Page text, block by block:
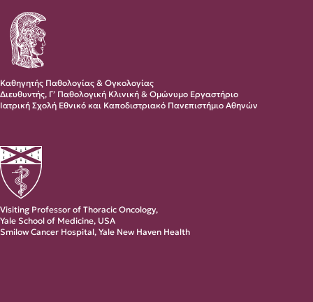
Καθηγητής Παθολογίας & Ογκολογίας
Διευθυντής, Γ’ Παθολογική Κλινική & Ομώνυμο Εργαστήριο
Ιατρική Σχολή Εθνικό και Καποδιστριακό Πανεπιστήμιο Αθηνών
Visiting Professor of Thoracic Oncology,
Yale School of Medicine, USA
Smilow Cancer Hospital, Yale New Haven Health